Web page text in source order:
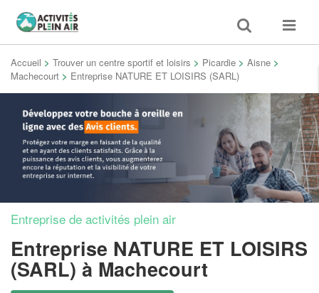
Toggle
search
Toggle
Accueil > Trouver un centre sportif et loisirs > Picardie > Aisne >
Machecourt > Entreprise NATURE ET LOISIRS (SARL)
Entreprise de activités plein air
Entreprise NATURE ET LOISIRS
(SARL) à Machecourt